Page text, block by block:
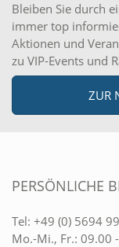
Bleiben Sie durch
immer top
Aktionen und
zu VIP-Events und
ZUR
PERSÖNLICHE
Tel: +49 (0) 5694
Mo.-Mi., Fr.: 09.00